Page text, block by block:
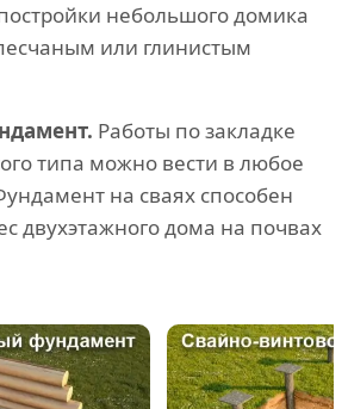
небольшого домика
или глинистым
Работы по закладке
типа можно вести в любое
на сваях способен
двухэтажного дома на почвах